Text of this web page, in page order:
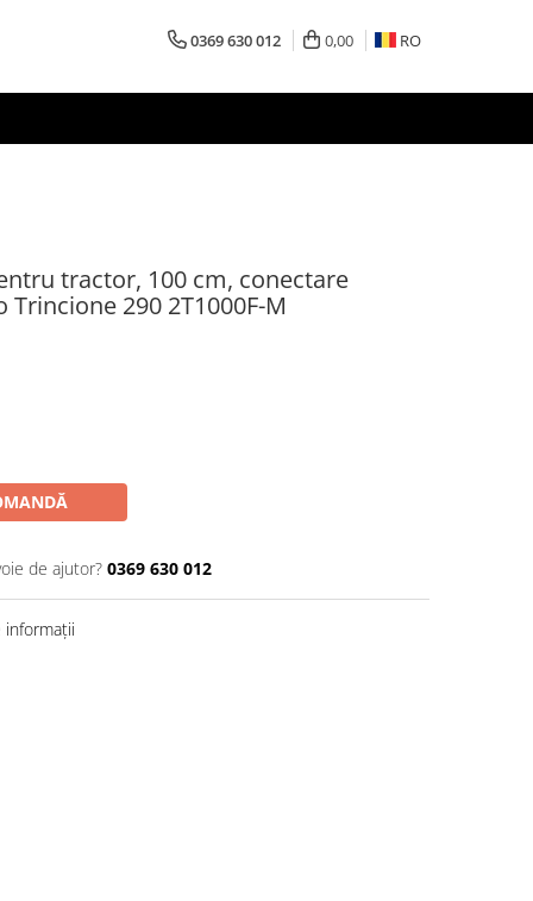
0369 630 012 0,00 RO
tractor, 100 cm, conectare
290 2T1000F-M
de ajutor? 0369 630 012
informații